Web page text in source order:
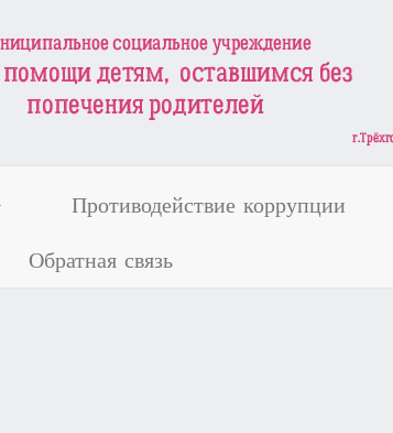
Противодействие коррупции
Обратная связь